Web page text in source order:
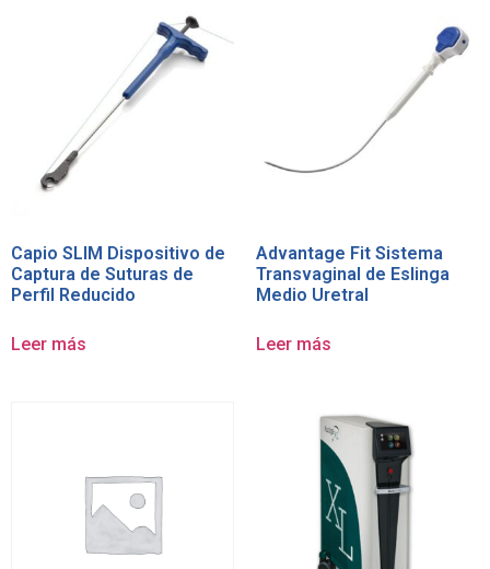
Capio SLIM Dispositivo de
Captura de Suturas de
Perfil Reducido
Leer más
Advantage Fit Sistema
Transvaginal de Eslinga
Medio Uretral
Leer más